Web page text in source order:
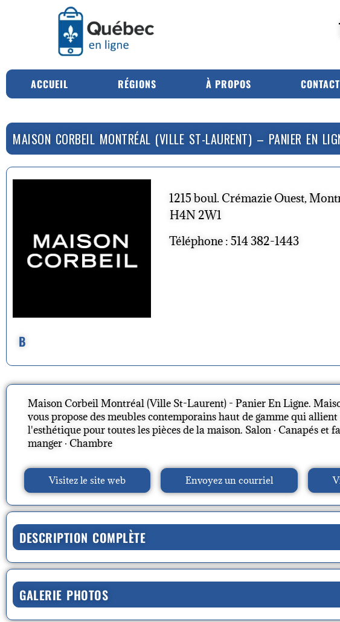
ACCUEIL RÉGIONS À PROPOS CONTACT
MAISON CORBEIL MONTRÉAL (VILLE ST-LAURENT) – PANIER EN
B
1215 boul. Crémazie Ouest,
H4N 2W1
Téléphone : 514 382-1443
Maison Corbeil Montréal (Ville St-Laurent) - Panier En Ligne.
vous propose des meubles contemporains haut de gamme qui
l'esthétique pour toutes les pièces de la maison. ‎Salon · ‎Canapés et
manger · ‎Chambre
Visitez le site web Envoyez un courriel
DESCRIPTION COMPLÈTE
GALERIE PHOTOS